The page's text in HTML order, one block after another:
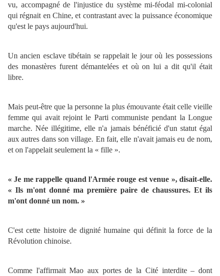
vu, accompagné de l'injustice du système mi-féodal mi-colonial
qui régnait en Chine, et contrastant avec la puissance économique
qu'est le pays aujourd'hui.
Un ancien esclave tibétain se rappelait le jour où les possessions
des monastères furent démantelées et où on lui a dit qu'il était
libre.
Mais peut-être que la personne la plus émouvante était celle vieille
femme qui avait rejoint le Parti communiste pendant la Longue
marche. Née illégitime, elle n'a jamais bénéficié d'un statut égal
aux autres dans son village. En fait, elle n'avait jamais eu de nom,
et on l'appelait seulement la « fille ».
« Je me rappelle quand l'Armée rouge est venue », disait-elle.
« Ils m'ont donné ma première paire de chaussures. Et ils
m'ont donné un nom. »
C'est cette histoire de dignité humaine qui définit la force de la
Révolution chinoise.
Comme l'affirmait Mao aux portes de la Cité interdite – dont